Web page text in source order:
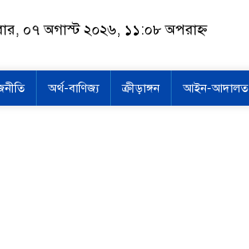
০৭ অগাস্ট ২০২৬, ১১:০৮ অপরাহ্ন
অর্থ-বাণিজ্য ক্রীড়াঙ্গন আইন-আদালত